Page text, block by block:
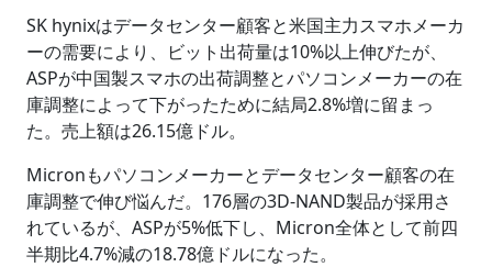
SK hynixはデータセンター顧客と米国主力スマホメーカ
ーの需要により、ビット出荷量は10%以上伸びたが、
ASPが中国製スマホの出荷調整とパソコンメーカーの在
庫調整によって下がったために結局2.8%増に留まっ
た。売上額は26.15億ドル。
Micronもパソコンメーカーとデータセンター顧客の在
庫調整で伸び悩んだ。176層の3D-NAND製品が採用さ
れているが、ASPが5%低下し、Micron全体として前四
半期比4.7%減の18.78億ドルになった。